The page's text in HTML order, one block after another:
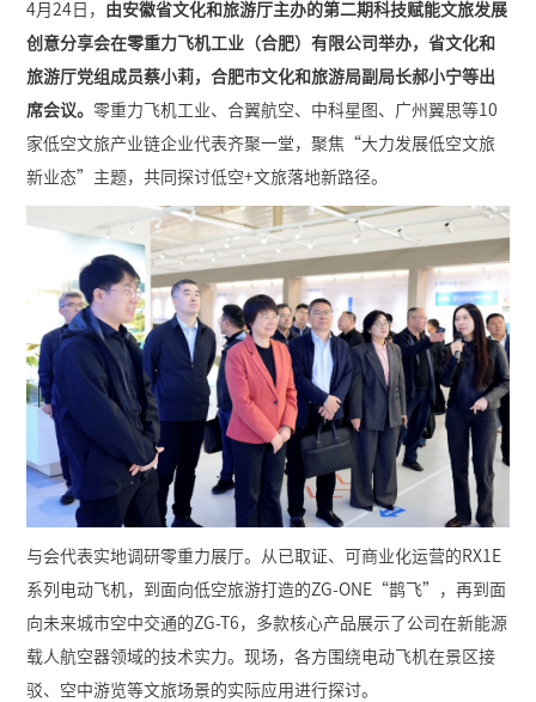
4月24日， 由安徽省文化和旅游厅主办的第二期科技赋能文旅发展
创意分享会在零重力飞机工业（合肥）有限公司举办，省文化和
旅游厅党组成员蔡小莉，合肥市文化和旅游局副局长郝小宁等出
席会议。零重力飞机工业、合翼航空、中科星图、广州翼思等10
家低空文旅产业链企业代表齐聚一堂，聚焦“大力发展低空文旅
新业态”主题，共同探讨低空+文旅落地新路径。
与会代表实地调研零重力展厅。从已取证、可商业化运营的RX1E
系列电动飞机，到面向低空旅游打造的ZG-ONE“鹊飞”，再到面
向未来城市空中交通的ZG-T6，多款核心产品展示了公司在新能源
载人航空器领域的技术实力。现场，各方围绕电动飞机在景区接
驳、空中游览等文旅场景的实际应用进行探讨。